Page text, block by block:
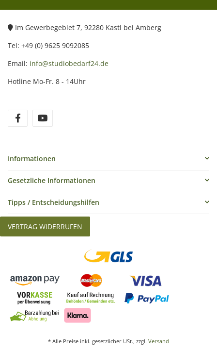
Im Gewerbegebiet 7, 92280 Kastl bei Amberg
Tel: +49 (0) 9625 9092085
Email: info@studiobedarf24.de
Hotline Mo-Fr. 8 - 14Uhr
Informationen
Gesetzliche Informationen
Tipps / Entscheidungshilfen
VERTRAG WIDERRUFEN
* Alle Preise inkl. gesetzlicher USt., zzgl. Versand